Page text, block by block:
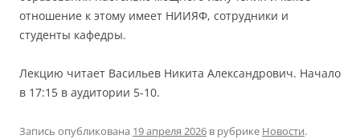
отношение к этому имеет НИИЯФ, сотрудники и
студенты кафедры.
Лекцию читает Васильев Никита Александрович. Начало
в 17:15 в аудитории 5-10.
Запись опубликована 19 апреля 2026 в рубрике Новости.